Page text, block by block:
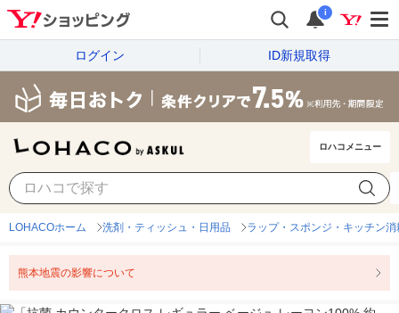
i
ログイン ID新規取得
ロハコメニュー
LOHACOホーム 洗剤・ティッシュ・日用品 ラップ・スポンジ・キッチン消
熊本地震の影響について